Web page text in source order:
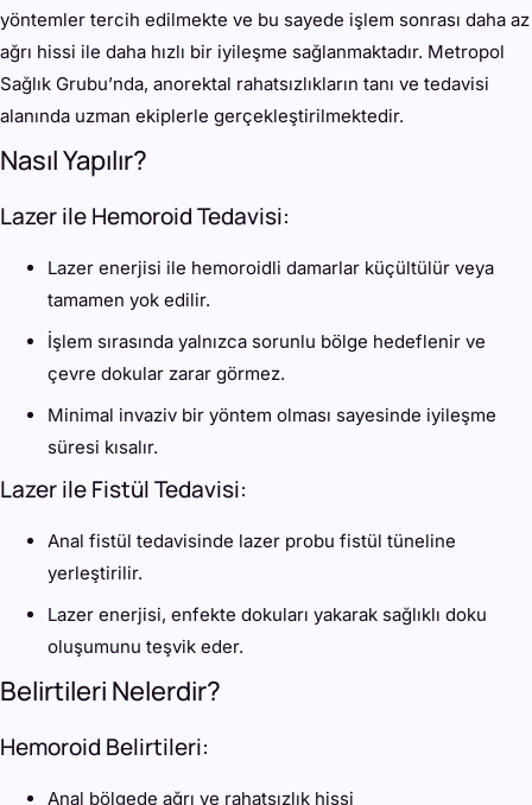
yöntemler tercih edilmekte ve bu sayede işlem sonrası daha az
ağrı hissi ile daha hızlı bir iyileşme sağlanmaktadır. Metropol
Sağlık Grubu’nda, anorektal rahatsızlıkların tanı ve tedavisi
alanında uzman ekiplerle gerçekleştirilmektedir.
Nasıl Yapılır?
Lazer ile Hemoroid Tedavisi:
Lazer enerjisi ile hemoroidli damarlar küçültülür veya
tamamen yok edilir.
İşlem sırasında yalnızca sorunlu bölge hedeflenir ve
çevre dokular zarar görmez.
Minimal invaziv bir yöntem olması sayesinde iyileşme
süresi kısalır.
Lazer ile Fistül Tedavisi:
Anal fistül tedavisinde lazer probu fistül tüneline
yerleştirilir.
Lazer enerjisi, enfekte dokuları yakarak sağlıklı doku
oluşumunu teşvik eder.
Belirtileri Nelerdir?
Hemoroid Belirtileri:
Anal bölgede ağrı ve rahatsızlık hissi